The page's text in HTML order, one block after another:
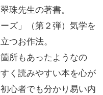
珠先生の著書。
ズ」（第２弾）気学を
つお作法。
所もあったようなの
く読みやすい本を心が
心者でも分かり易い内